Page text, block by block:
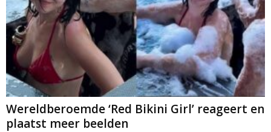
Wereldberoemde ‘Red Bikini Girl’ reageert en
plaatst meer beelden